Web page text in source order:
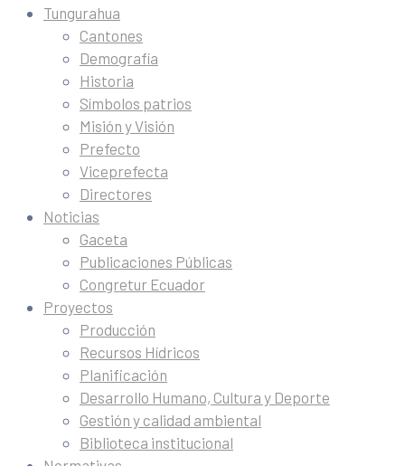
Tungurahua
Cantones
Demografía
Historia
Símbolos patrios
Misión y Visión
Prefecto
Viceprefecta
Directores
Noticias
Gaceta
Publicaciones Públicas
Congretur Ecuador
Proyectos
Producción
Recursos Hídricos
Planificación
Desarrollo Humano, Cultura y Deporte
Gestión y calidad ambiental
Biblioteca institucional